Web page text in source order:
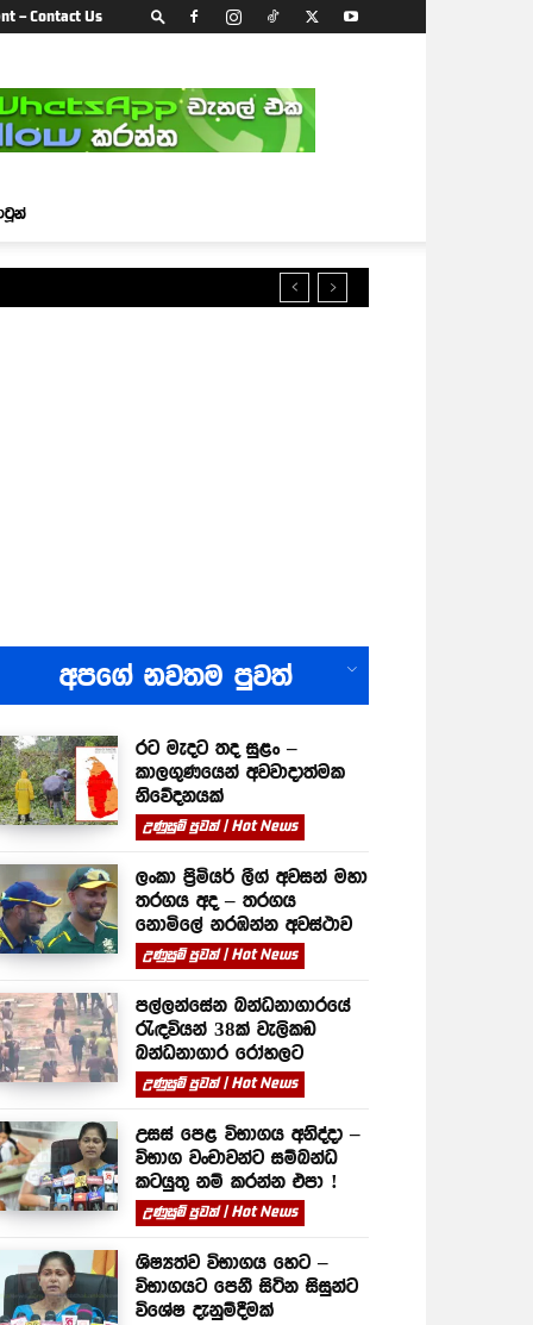
– Contact Us
අපගේ නවතම පුවත්
රට මැදට තද සුළං –
කාලගුණයෙන් අවවාදාත්මක
නිවේදනයක්
උණුසුම් පුවත් | Hot News
ලංකා ප්‍රිමියර් ලීග් අවසන් මහා
තරගය අද – තරගය
නොමිලේ නරඹන්න අවස්ථාව
උණුසුම් පුවත් | Hot News
පල්ලන්සේන බන්ධනාගාරයේ
රැඳවියන් 38ක් වැලිකඩ
බන්ධනාගාර රෝහලට
උණුසුම් පුවත් | Hot News
උසස් පෙළ විභාගය අනිද්දා –
විභාග වංචාවන්ට සම්බන්ධ
කටයුතු නම් කරන්න එපා !
උණුසුම් පුවත් | Hot News
ශිෂ්‍යත්ව විභාගය හෙට –
විභාගයට පෙනී සිටින සිසුන්ට
විශේෂ දැනුම්දීමක්